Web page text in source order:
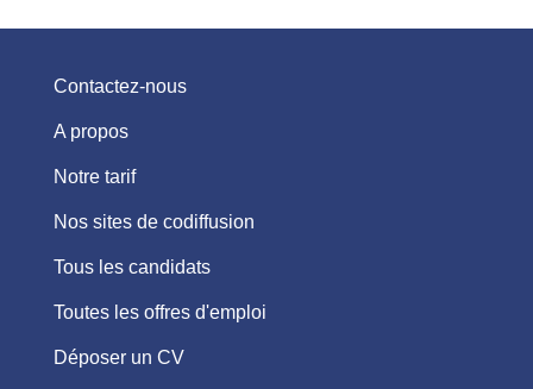
Contactez-nous
A propos
Notre tarif
Nos sites de codiffusion
Tous les candidats
Toutes les offres d'emploi
Déposer un CV